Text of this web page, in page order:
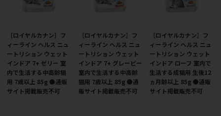
［ロイヤルカナン］フ
ィーライン ヘルス ニュ
ートリション ウェット
インドア 7+ ゼリー 室
内で生活する中高齢猫
用 7歳以上 85g ●通販
サイト掲載販売不可
［ロイヤルカナン］フ
ィーライン ヘルス ニュ
ートリション ウェット
インドア 7+ グレービー
室内で生活する中高齢
猫用 7歳以上 85g ●通
販サイト掲載販売不可
［ロイヤルカナン］フ
ィーライン ヘルス ニュ
ートリション ウェット
インドア ローフ 室内で
生活する成猫用 生後12
ヵ月齢以上 85g ●通販
サイト掲載販売不可